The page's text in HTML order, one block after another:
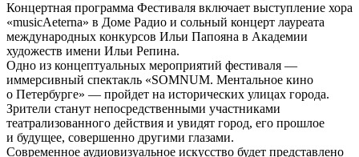
Концертная программа Фестиваля включает выступление хора
«musicAeterna» в Доме Радио и сольный концерт лауреата
международных конкурсов Ильи Папояна в Академии
художеств имени Ильи Репина.
Одно из концептуальных мероприятий фестиваля —
иммерсивный спектакль «SOMNUM. Ментальное кино
о Петербурге» — пройдет на исторических улицах города.
Зрители станут непосредственными участниками
театрализованного действия и увидят город, его прошлое
и будущее, совершенно другими глазами.
Современное аудиовизуальное искусство будет представлено